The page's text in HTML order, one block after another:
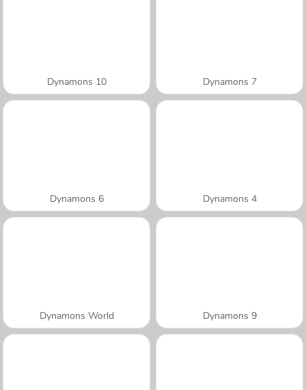
Dynamons 10 Dynamons 7
Dynamons 6 Dynamons 4
Dynamons World Dynamons 9